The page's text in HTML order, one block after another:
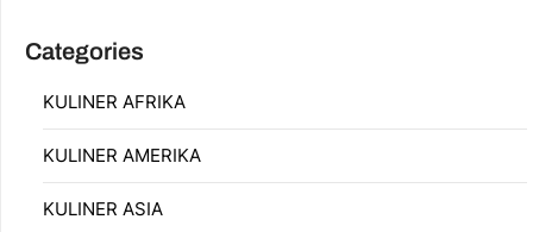
Categories
KULINER AFRIKA
KULINER AMERIKA
KULINER ASIA